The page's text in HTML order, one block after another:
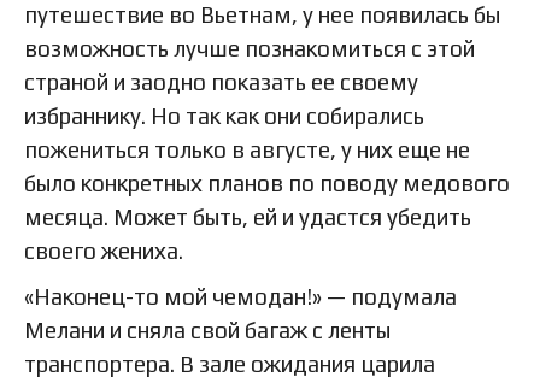
путешествие во Вьетнам, у нее появилась бы
возможность лучше познакомиться с этой
страной и заодно показать ее своему
избраннику. Но так как они собирались
пожениться только в августе, у них еще не
было конкретных планов по поводу медового
месяца. Может быть, ей и удастся убедить
своего жениха.
«Наконец-то мой чемодан!» — подумала
Мелани и сняла свой багаж с ленты
транспортера. В зале ожидания царила